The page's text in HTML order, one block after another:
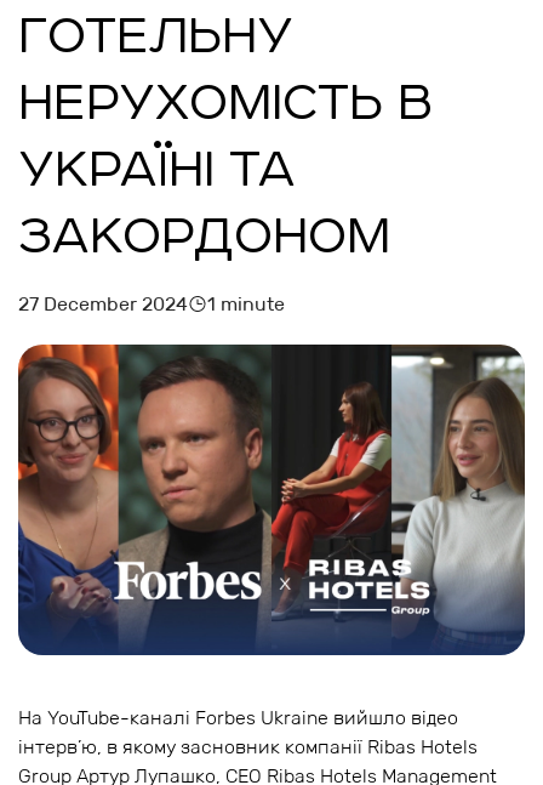
ГОТЕЛЬНУ
НЕРУХОМІСТЬ В
УКРАЇНІ ТА
ЗАКОРДОНОМ
27 December 2024 1 minute
На YouTube-каналі Forbes Ukraine вийшло відео
інтерв’ю, в якому засновник компанії Ribas Hotels
Group Артур Лупашко, СЕО Ribas Hotels Management